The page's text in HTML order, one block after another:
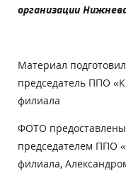
организации
Материал
председатель ППО
филиала
ФОТО
председателем ППО
филиала,